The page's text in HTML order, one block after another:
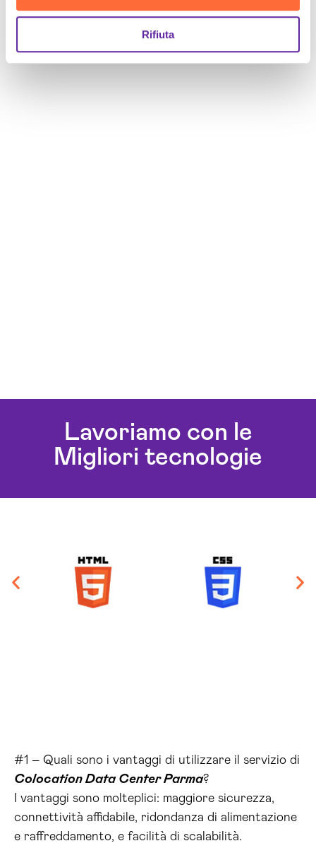
Rifiuta
Lavoriamo con le
Migliori tecnologie
#1 – Quali sono i vantaggi di utilizzare il servizio di
Colocation Data Center Parma?
I vantaggi sono molteplici: maggiore sicurezza,
connettività affidabile, ridondanza di alimentazione
e raffreddamento, e facilità di scalabilità.